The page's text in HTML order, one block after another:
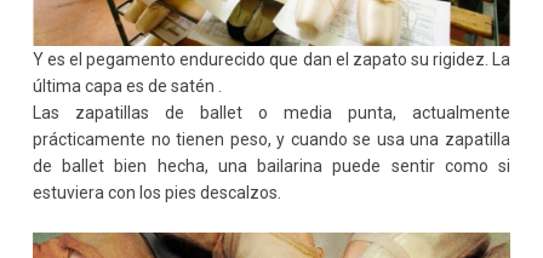
Y es el pegamento endurecido que dan el zapato su rigidez. La
última capa es de satén .
Las zapatillas de ballet o media punta, actualmente
prácticamente no tienen peso, y cuando se usa una zapatilla
de ballet bien hecha, una bailarina puede sentir como si
estuviera con los pies descalzos.